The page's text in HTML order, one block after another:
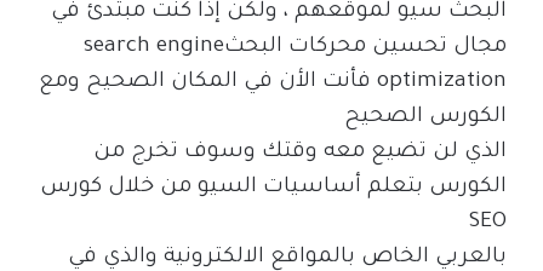
البحث سيو لموقعهم ، ولكن إذا كنت مبتدئ في
مجال تحسين محركات البحثsearch engine
optimization فأنت الأن في المكان الصحيح ومع
الكورس الصحيح
الذي لن تضيع معه وقتك وسوف تخرج من
الكورس بتعلم أساسيات السيو من خلال كورس
SEO
بالعربي الخاص بالمواقع الالكترونية والذي في